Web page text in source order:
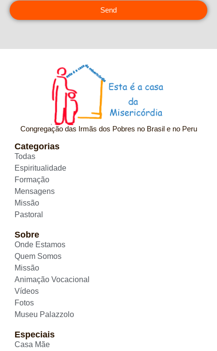
Send
Congregação das Irmãs dos Pobres no Brasil e no Peru
Categorias
Todas
Espiritualidade
Formação
Mensagens
Missão
Pastoral
Sobre
Onde Estamos
Quem Somos
Missão
Animação Vocacional
Vídeos
Fotos
Museu Palazzolo
Especiais
Casa Mãe